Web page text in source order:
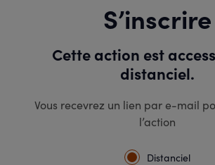
S’inscrire
Cette action est
distanciel.
Vous recevrez un lien par e-mail
l’action
Distanciel